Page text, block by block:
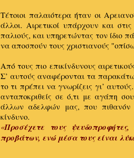
Τέτοιοι παλαιότερα ήταν οι
άλλοι. Αιρετικοί υπάρχουν και
παλιούς, και υπηρετώντας τον ίδιο
να αποσπούν τους χριστιανούς
Από τους πιο επικίνδυνους
Σ’ αυτούς αναφέρονται τα
το τι πρέπει να γνωρίζεις γι’
ανταποκριθείς σε ό,τι με αγάπη
άλλων αδελφών μας, που πιθανόν
κίνδυνο.
«Προσέχετε τους
προβάτων, ενώ μέσα τους είναι